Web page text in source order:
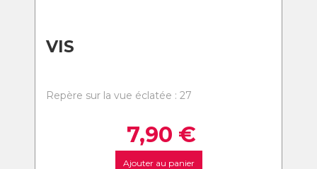
VIS
Repère sur la vue éclatée : 27
7,90 €
Ajouter au panier